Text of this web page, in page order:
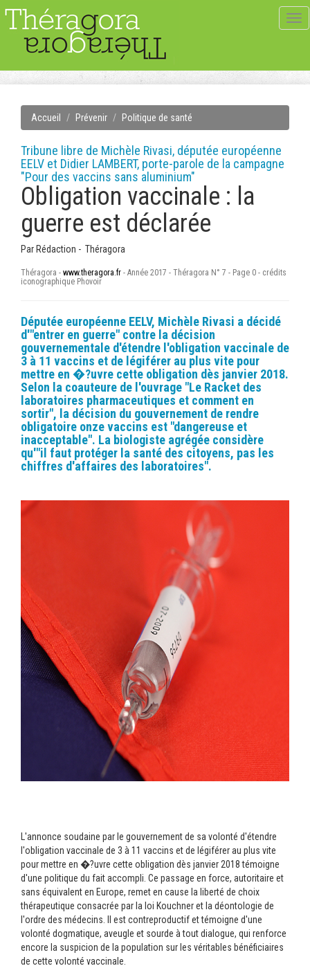
Accueil Prévenir Politique de santé
Tribune libre de Michèle Rivasi, députée européenne
EELV et Didier LAMBERT, porte-parole de la campagne
"Pour des vaccins sans aluminium"
Obligation vaccinale : la
guerre est déclarée
Par Rédaction - Théragora
Théragora - www.theragora.fr - Année 2017 - Théragora N° 7 - Page 0 - crédits
iconographique Phovoir
Députée européenne EELV, Michèle Rivasi a décidé
d'"entrer en guerre" contre la décision
gouvernementale d'étendre l'obligation vaccinale de
3 à 11 vaccins et de légiférer au plus vite pour
mettre en �?uvre cette obligation dès janvier 2018.
Selon la coauteure de l'ouvrage "Le Racket des
laboratoires pharmaceutiques et comment en
sortir", la décision du gouvernement de rendre
obligatoire onze vaccins est "dangereuse et
inacceptable". La biologiste agrégée considère
qu'"il faut protéger la santé des citoyens, pas les
chiffres d'affaires des laboratoires".
L'annonce soudaine par le gouvernement de sa volonté d'étendre
l'obligation vaccinale de 3 à 11 vaccins et de légiférer au plus vite
pour mettre en �?uvre cette obligation dès janvier 2018 témoigne
d'une politique du fait accompli. Ce passage en force, autoritaire et
sans équivalent en Europe, remet en cause la liberté de choix
thérapeutique consacrée par la loi Kouchner et la déontologie de
l'ordre des médecins. Il est contreproductif et témoigne d'une
volonté dogmatique, aveugle et sourde à tout dialogue, qui renforce
encore la suspicion de la population sur les véritables bénéficiaires
de cette volonté vaccinale.